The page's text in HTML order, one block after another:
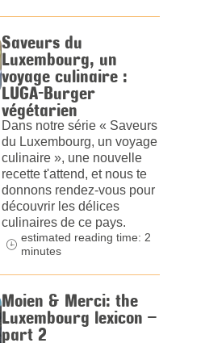
Saveurs du
Luxembourg, un
voyage culinaire :
LUGA-Burger
végétarien
Dans notre série « Saveurs
du Luxembourg, un voyage
culinaire », une nouvelle
recette t'attend, et nous te
donnons rendez-vous pour
découvrir les délices
culinaires de ce pays.
estimated reading time: 2
minutes
Moien & Merci: the
Luxembourg lexicon –
part 2